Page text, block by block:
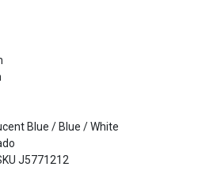
Blue / Blue / White
J5771212